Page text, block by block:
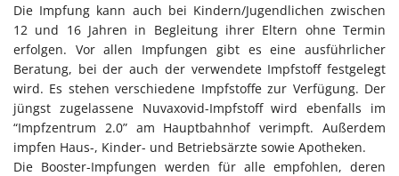
Die Impfung kann auch bei Kindern/Jugendlichen zwischen
12 und 16 Jahren in Begleitung ihrer Eltern ohne Termin
erfolgen. Vor allen Impfungen gibt es eine ausführlicher
Beratung, bei der auch der verwendete Impfstoff festgelegt
wird. Es stehen verschiedene Impfstoffe zur Verfügung. Der
jüngst zugelassene Nuvaxovid-Impfstoff wird ebenfalls im
“Impfzentrum 2.0” am Hauptbahnhof verimpft. Außerdem
impfen Haus-, Kinder- und Betriebsärzte sowie Apotheken.
Die Booster-Impfungen werden für alle empfohlen, deren